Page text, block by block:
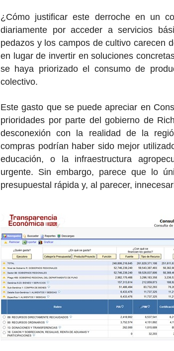
¿Cómo justificar este derroche en un
diariamente por acceder a servicios
pedazos y los campos de cultivo carecen
en lugar de invertir en soluciones
se haya priorizado el consumo de
colectivo.
Este gasto que se puede apreciar en
prioridades por parte del gobierno de
desconexión con la realidad de la
compras podrían haber sido mejor
educación, o la infraestructura
urgente. Sin embargo, parece que lo
presupuestal rápida y, al parecer,